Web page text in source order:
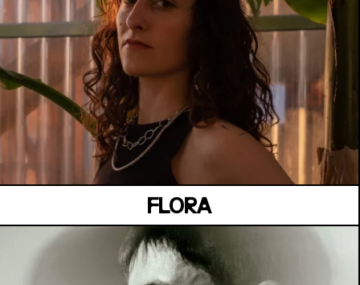
FLORA
MANOIR DE KEROUAL
Samedi 04 juillet